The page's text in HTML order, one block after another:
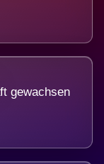
gewachsen